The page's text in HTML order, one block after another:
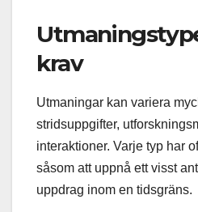
krav
Utmaningar kan variera
stridsuppgifter,
interaktioner. Varje typ har
såsom att uppnå ett visst
uppdrag inom en tidsgräns.